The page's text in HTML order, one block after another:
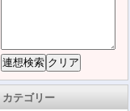
カテゴリー